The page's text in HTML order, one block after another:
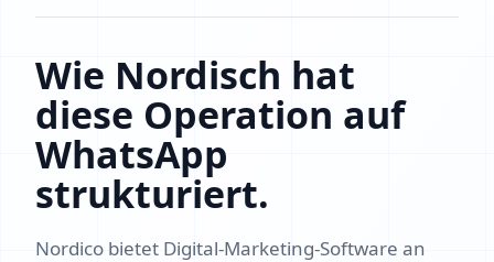
Wie Nordisch hat
diese Operation auf
WhatsApp
strukturiert.
Nordico bietet Digital-Marketing-Software an